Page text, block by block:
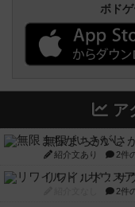
ボド
ア
無限まちがいさ
紹介文あり 2件
リワイルド：サ
2件